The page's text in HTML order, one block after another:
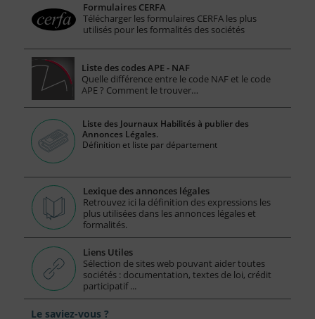
Formulaires CERFA
Télécharger les formulaires CERFA les plus
utilisés pour les formalités des sociétés
Liste des codes APE - NAF
Quelle différence entre le code NAF et le code
APE ? Comment le trouver…
Liste des Journaux Habilités à publier des
Annonces Légales.
Définition et liste par département
Lexique des annonces légales
Retrouvez ici la définition des expressions les
plus utilisées dans les annonces légales et
formalités.
Liens Utiles
Sélection de sites web pouvant aider toutes
sociétés : documentation, textes de loi, crédit
participatif ...
Le saviez-vous ?